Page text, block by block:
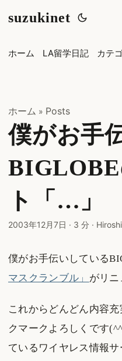
suzukinet
ホーム LA留学日記 カテ
ホーム » Posts
僕がお手
ト「…」
2003年12月7日 · 3 分 ·
僕がお手伝いしている
マスクランブル」 がリニ
これからどんどん内容
クマークよろしくです
ているワイヤレス情報サ